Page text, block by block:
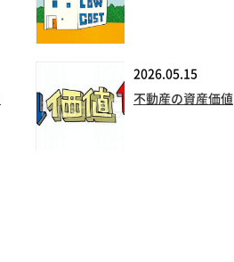
2026.05.15
不動産の資産価値